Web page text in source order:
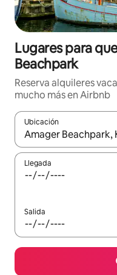
Lugares para
Beachpark
Reserva alquileres
mucho más en Airbnb
Ubicación
Cuando los resultados
Llegada
Salida